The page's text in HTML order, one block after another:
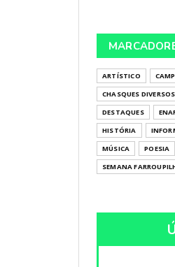
ARTÍSTICO
CHASQUES DIVERSOS
DESTAQUES
HISTÓRIA
MÚSICA
POESIA
SEMANA